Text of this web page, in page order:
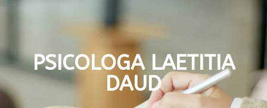
PSICOLOGA LAETITIA
DAUD